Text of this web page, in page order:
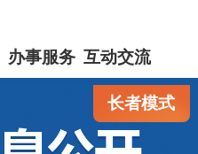
办事服务 互动交流
长者模式